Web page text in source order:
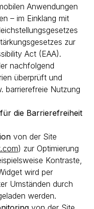
Anwendungen
– im Einklang mit
zur
Act (EAA).
nachfolgend
überprüft und
barrierefreie Nutzung
die Barrierefreiheit
von der Site
) zur Optimierung
Kontraste,
wird per
Umständen durch
werden.